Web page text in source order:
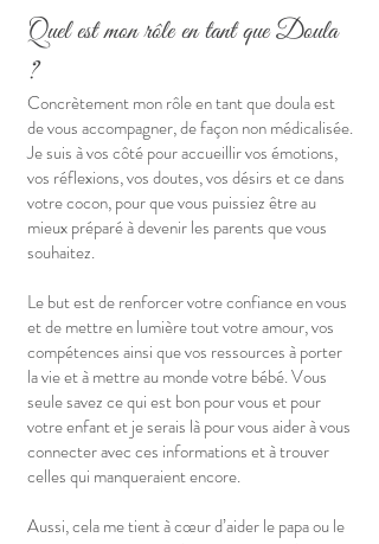
Quel est mon rôleen tant que Doula
?
Concrètement mon rôle en tant que doula est
de vous accompagner, de façon non médicalisée.
Je suis à vos côté pour accueillir vos émotions,
vos réflexions, vos doutes, vos désirs et ce dans
votre cocon, pour que vous puissiez être au
mieux préparé à devenir les parents que vous
souhaitez.
Le but est de renforcer votre confiance en vous
et de mettre en lumière tout votre amour, vos
compétences ainsi que vos ressources à porter
la vie et à mettre au monde votre bébé. Vous
seule savez ce qui est bon pour vous et pour
votre enfant et je serais là pour vous aider à vous
connecter avec ces informations et à trouver
celles qui manqueraient encore.
Aussi, cela me tient à cœur d’aider le papa ou le